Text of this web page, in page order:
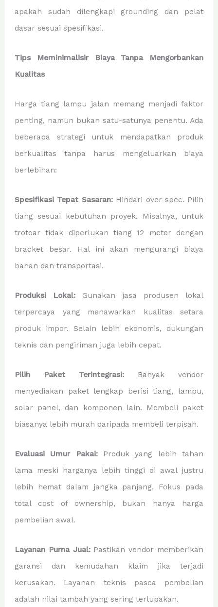
apakah sudah dilengkapi grounding dan pelat
dasar sesuai spesifikasi.
Tips Meminimalisir Biaya Tanpa Mengorbankan
Kualitas
Harga tiang lampu jalan memang menjadi faktor
penting, namun bukan satu-satunya penentu. Ada
beberapa strategi untuk mendapatkan produk
berkualitas tanpa harus mengeluarkan biaya
berlebihan:
Spesifikasi Tepat Sasaran:Hindari over-spec. Pilih
tiang sesuai kebutuhan proyek. Misalnya, untuk
trotoar tidak diperlukan tiang 12 meter dengan
bracket besar. Hal ini akan mengurangi biaya
bahan dan transportasi.
Produksi Lokal: Gunakan jasa produsen lokal
terpercaya yang menawarkan kualitas setara
produk impor. Selain lebih ekonomis, dukungan
teknis dan pengiriman juga lebih cepat.
Pilih Paket Terintegrasi: Banyak vendor
menyediakan paket lengkap berisi tiang, lampu,
solar panel, dan komponen lain. Membeli paket
biasanya lebih murah daripada membeli terpisah.
Evaluasi Umur Pakai:Produk yang lebih tahan
lama meski harganya lebih tinggi di awal justru
lebih hemat dalam jangka panjang. Fokus pada
total cost of ownership, bukan hanya harga
pembelian awal.
Layanan Purna Jual:Pastikan vendor memberikan
garansi dan kemudahan klaim jika terjadi
kerusakan. Layanan teknis pasca pembelian
adalah nilai tambah yang sering terlupakan.